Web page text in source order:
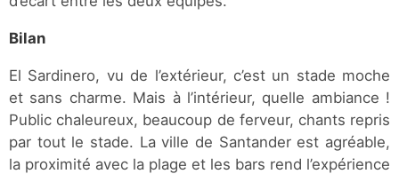
Bilan
El Sardinero, vu de l’extérieur, c’est un stade moche
et sans charme. Mais à l’intérieur, quelle ambiance !
Public chaleureux, beaucoup de ferveur, chants repris
par tout le stade. La ville de Santander est agréable,
la proximité avec la plage et les bars rend l’expérience